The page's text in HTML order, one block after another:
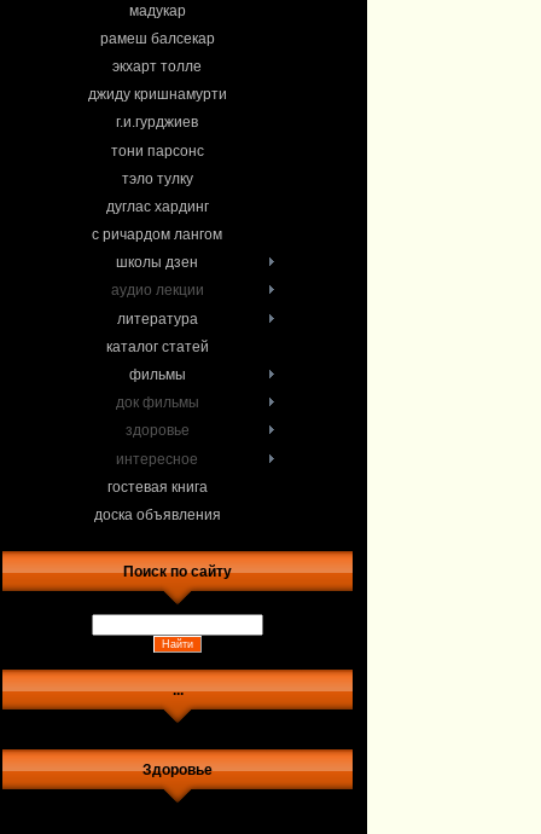
мадукар
рамеш балсекар
экхарт толле
джиду кришнамурти
г.и.гурджиев
тони парсонс
тэло тулку
дуглас хардинг
с ричардом лангом
школы дзен
аудио лекции
литература
каталог статей
фильмы
док фильмы
здоровье
интересное
гостевая книга
доска объявления
Поиск по сайту
...
Здоровье